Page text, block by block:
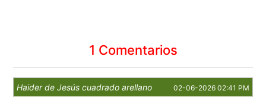
1 Comentarios
Haider de Jesús cuadrado arellano 02-06-2026 02:41 PM